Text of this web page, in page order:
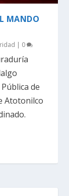
MANDO
| 0
de
Atotonilco